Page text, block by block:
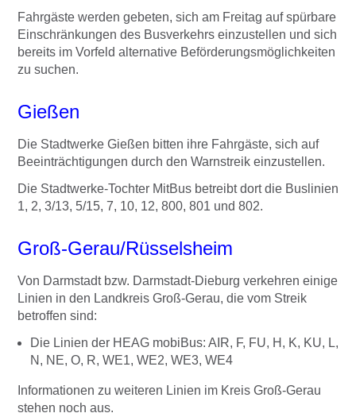
Fahrgäste werden gebeten, sich am Freitag auf spürbare
Einschränkungen des Busverkehrs einzustellen und sich
bereits im Vorfeld alternative Beförderungsmöglichkeiten
zu suchen.
Gießen
Die Stadtwerke Gießen bitten ihre Fahrgäste, sich auf
Beeinträchtigungen durch den Warnstreik einzustellen.
Die Stadtwerke-Tochter MitBus betreibt dort die Buslinien
1, 2, 3/13, 5/15, 7, 10, 12, 800, 801 und 802.
Groß-Gerau/Rüsselsheim
Von Darmstadt bzw. Darmstadt-Dieburg verkehren einige
Linien in den Landkreis Groß-Gerau, die vom Streik
betroffen sind:
Die Linien der HEAG mobiBus: AIR, F, FU, H, K, KU, L,
N, NE, O, R, WE1, WE2, WE3, WE4
Informationen zu weiteren Linien im Kreis Groß-Gerau
stehen noch aus.